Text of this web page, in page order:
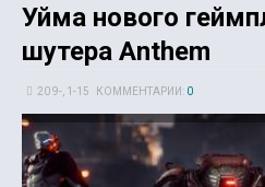
Уйма нового
шутера Anthem
20 9-, 1-15 КОММЕНТАРИИ: 0